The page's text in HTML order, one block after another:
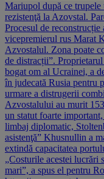
Mariupol după ce trupele
rezistenţă la Azovstal.
Procesul de
vicepremierul rus Marat
Azvostalul. Zona poate
de distracții”.
bogat om al Ucrainei, a
în judecată Rusia pentru
urmare a distrugerii
Azvostalului au murit
un statut foarte
limbaj diplomatic,
asistenţă” Khusnullin a
extindă capacitatea
„Costurile acestei lucrări
mari”, a spus el pentru